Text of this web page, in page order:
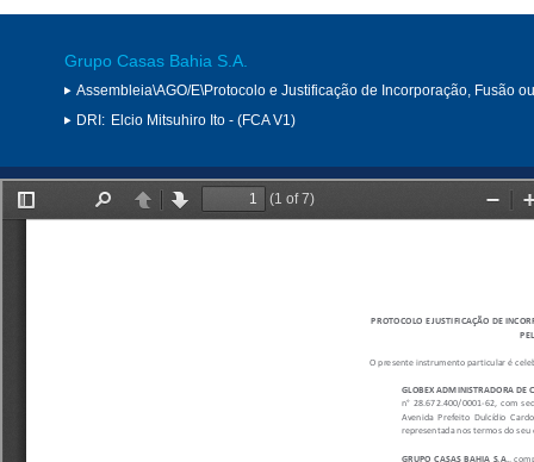
Grupo Casas Bahia S.A.
Assembleia\AGO/E\Protocolo e Justificação de Incorporação, Fusão
DRI: Elcio Mitsuhiro Ito - (FCA V1)